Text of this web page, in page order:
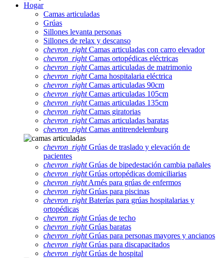
Hogar
Camas articuladas
Grúas
Sillones levanta personas
Sillones de relax y descanso
chevron_rightCamas articuladas con carro elevador
chevron_rightCamas ortopédicas eléctricas
chevron_rightCamas articuladas de matrimonio
chevron_rightCama hospitalaria eléctrica
chevron_rightCamas articuladas 90cm
chevron_rightCamas articuladas 105cm
chevron_rightCamas articuladas 135cm
chevron_rightCamas giratorias
chevron_rightCamas articuladas baratas
chevron_rightCamas antitrendelemburg
chevron_rightGrúas de traslado y elevación de
pacientes
chevron_rightGrúas de bipedestación cambia pañales
chevron_rightGrúas ortopédicas domiciliarias
chevron_rightArnés para grúas de enfermos
chevron_rightGrúas para piscinas
chevron_rightBaterías para grúas hospitalarias y
ortopédicas
chevron_rightGrúas de techo
chevron_rightGrúas baratas
chevron_rightGrúas para personas mayores y ancianos
chevron_rightGrúas para discapacitados
chevron_rightGrúas de hospital